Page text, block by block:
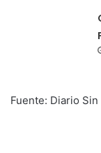
Fuente: Diario